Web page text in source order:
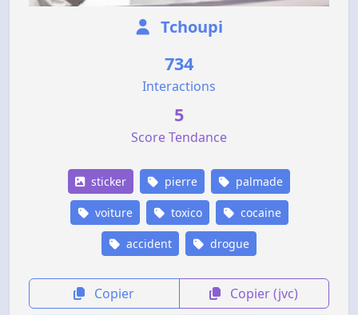
Tchoupi
734
Interactions
5
Score Tendance
sticker pierre palmade
voiture toxico cocaine
accident drogue
Copier Copier (jvc)